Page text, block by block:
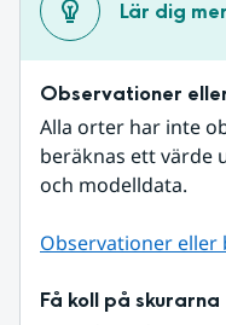
Lär dig mer
Observationer
Alla orter har inte
beräknas ett värde
och modelldata.
Observationer eller
Få koll på skurarna